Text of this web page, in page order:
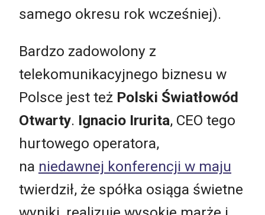
samego okresu rok wcześniej).
Bardzo zadowolony z
telekomunikacyjnego biznesu w
Polsce jest też Polski Światłowód
Otwarty. Ignacio Irurita, CEO tego
hurtowego operatora,
na niedawnej konferencji w maju
twierdził, że spółka osiąga świetne